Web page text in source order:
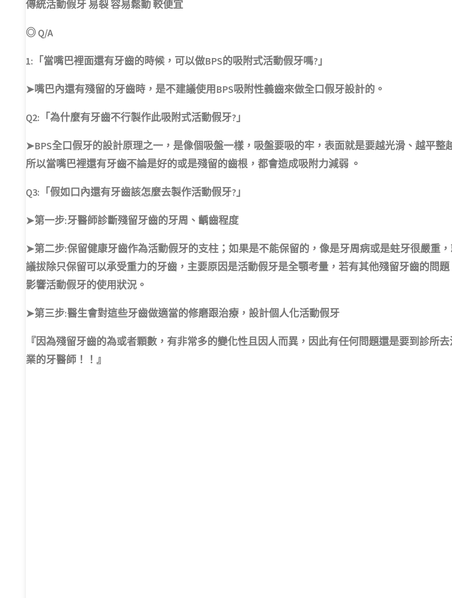
傳統活動假牙 易裂 容易鬆動 較便宜
◎ Q/A
1:「當嘴巴裡面還有牙齒的時候，可以做BPS的吸附式活動假牙嗎?」
➤嘴巴內還有殘留的牙齒時，是不建議使用BPS吸附性義齒來做全口假牙設計的。
Q2:「為什麼有牙齒不行製作此吸附式活動假牙?」
➤BPS全口假牙的設計原理之一，是像個吸盤一樣，吸盤要吸的牢，表面就是要越光滑、越平整
所以當嘴巴裡還有牙齒不論是好的或是殘留的齒根，都會造成吸附力減弱 。
Q3:「假如口內還有牙齒該怎麼去製作活動假牙?」
➤第一步:牙醫師診斷殘留牙齒的牙周、齲齒程度
➤第二步:保留健康牙齒作為活動假牙的支柱；如果是不能保留的，像是牙周病或是蛀牙很嚴重
議拔除只保留可以承受重力的牙齒，主要原因是活動假牙是全顎考量，若有其他殘留牙齒的問
影響活動假牙的使用狀況。
➤第三步:醫生會對這些牙齒做適當的修磨跟治療，設計個人化活動假牙
『因為殘留牙齒的為或者顆數，有非常多的變化性且因人而異，因此有任何問題還是要到診所
業的牙醫師！！』